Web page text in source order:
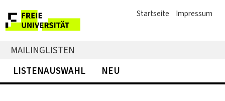
Startseite Impressum
MAILINGLISTEN
LISTENAUSWAHL
NEU